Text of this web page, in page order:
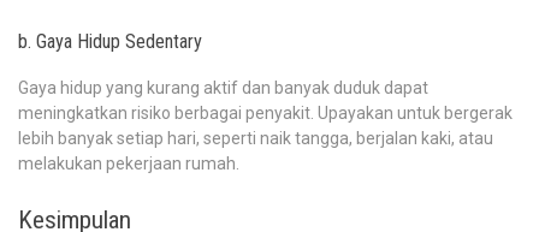
b. Gaya Hidup Sedentary
Gaya hidup yang kurang aktif dan banyak duduk dapat
meningkatkan risiko berbagai penyakit. Upayakan untuk bergerak
lebih banyak setiap hari, seperti naik tangga, berjalan kaki, atau
melakukan pekerjaan rumah.
Kesimpulan